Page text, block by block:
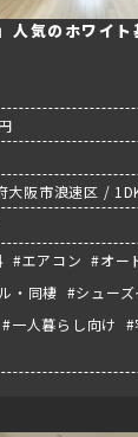
人気のホワイト
大阪市浪速区 /
#エアコン #オー
・同棲 #シュー
一人暮らし向け